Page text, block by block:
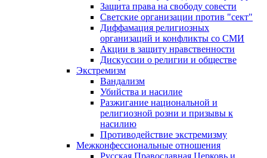
Защита права на свободу совести
Светские организации против "сект"
Диффамация религиозных
организаций и конфликты со СМИ
Акции в защиту нравственности
Дискуссии о религии и обществе
Экстремизм
Вандализм
Убийства и насилие
Разжигание национальной и
религиозной розни и призывы к
насилию
Противодействие экстремизму
Межконфессиональные отношения
Русская Православная Церковь и